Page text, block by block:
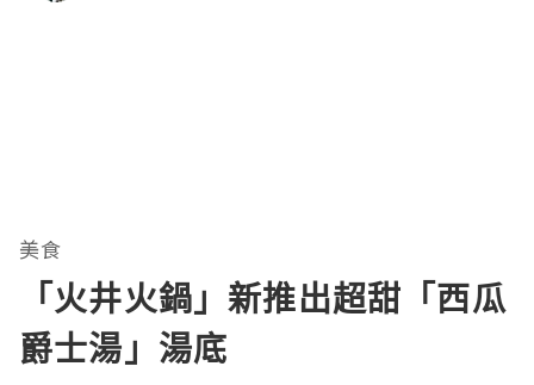
美食
「火井火鍋」新推出超甜「西瓜
爵士湯」湯底